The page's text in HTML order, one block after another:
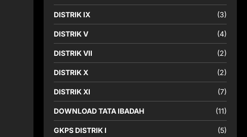
DISTRIK IX (3)
DISTRIK V (4)
DISTRIK VII (2)
DISTRIK X (2)
DISTRIK XI (7)
DOWNLOAD TATA IBADAH (11)
GKPS DISTRIK I (5)